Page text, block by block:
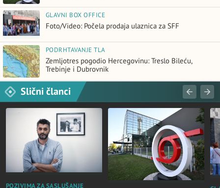
GLAVNI BOX OFFICE
Foto/Video: Počela prodaja ulaznica za SFF
PODRHTAVANJE TLA
Zemljotres pogodio Hercegovinu: Treslo Bileću,
Trebinje i Dubrovnik
Slični članci
POZIVIMA ZA SASLUŠANJE